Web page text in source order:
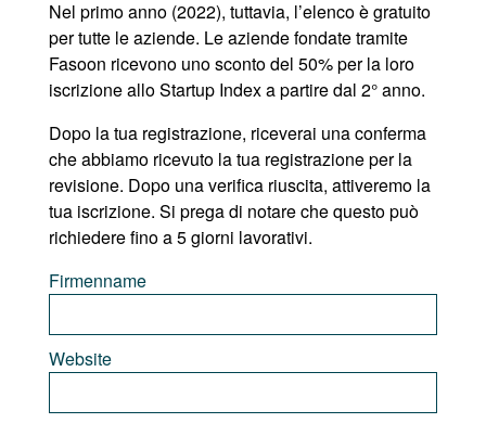
Nel primo anno (2022), tuttavia, l’elenco è gratuito
per tutte le aziende. Le aziende fondate tramite
Fasoon ricevono uno sconto del 50% per la loro
iscrizione allo Startup Index a partire dal 2° anno.
Dopo la tua registrazione, riceverai una conferma
che abbiamo ricevuto la tua registrazione per la
revisione. Dopo una verifica riuscita, attiveremo la
tua iscrizione. Si prega di notare che questo può
richiedere fino a 5 giorni lavorativi.
Firmenname
Website